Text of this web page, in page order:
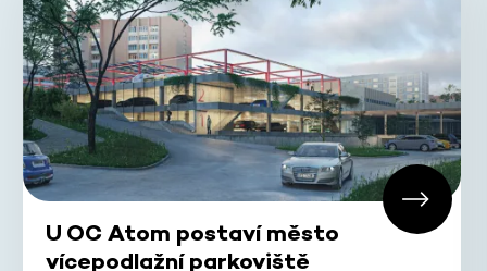
U OC Atom postaví město
vícepodlažní parkoviště